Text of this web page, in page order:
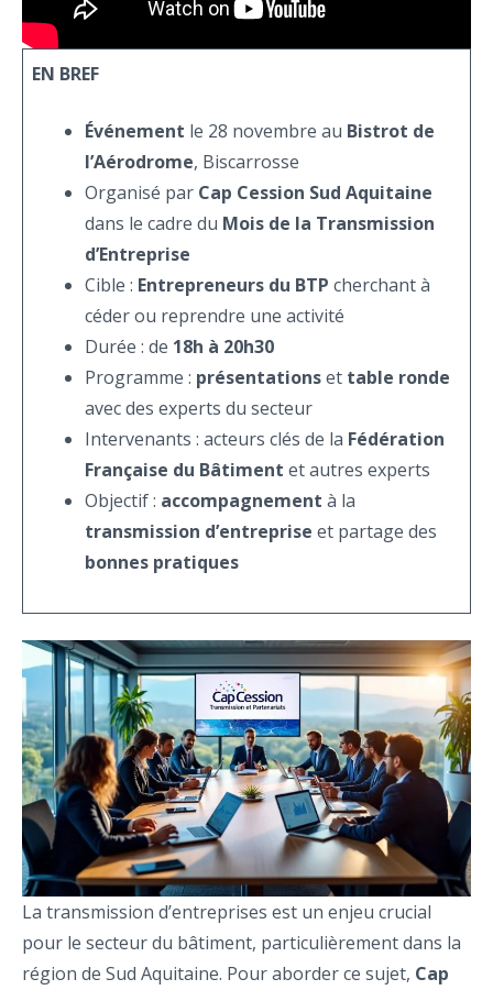
EN BREF
Événement le 28 novembre au Bistrot de
l’Aérodrome, Biscarrosse
Organisé par Cap Cession Sud Aquitaine
dans le cadre du Mois de la Transmission
d’Entreprise
Cible : Entrepreneurs du BTP cherchant à
céder ou reprendre une activité
Durée : de 18h à 20h30
Programme : présentationset table ronde
avec des experts du secteur
Intervenants : acteurs clés de la Fédération
Française du Bâtiment et autres experts
Objectif : accompagnement à la
transmission d’entreprise et partage des
bonnes pratiques
La transmission d’entreprises est un enjeu crucial
pour le secteur du bâtiment, particulièrement dans la
région de Sud Aquitaine. Pour aborder ce sujet, Cap